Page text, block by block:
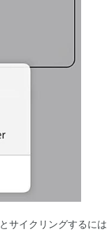
サイクリングするには